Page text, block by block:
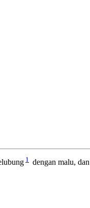
1 dengan malu,